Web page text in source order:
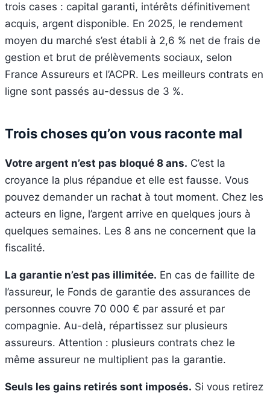
trois cases : capital garanti, intérêts définitivement
acquis, argent disponible. En 2025, le rendement
moyen du marché s’est établi à 2,6 % net de frais de
gestion et brut de prélèvements sociaux, selon
France Assureurs et l’ACPR. Les meilleurs contrats en
ligne sont passés au-dessus de 3 %.
Trois choses qu’on vous raconte mal
Votre argent n’est pas bloqué 8 ans. C’est la
croyance la plus répandue et elle est fausse. Vous
pouvez demander un rachat à tout moment. Chez les
acteurs en ligne, l’argent arrive en quelques jours à
quelques semaines. Les 8 ans ne concernent que la
fiscalité.
La garantie n’est pas illimitée. En cas de faillite de
l’assureur, le Fonds de garantie des assurances de
personnes couvre 70 000 € par assuré et par
compagnie. Au-delà, répartissez sur plusieurs
assureurs. Attention : plusieurs contrats chez le
même assureur ne multiplient pas la garantie.
Seuls les gains retirés sont imposés. Si vous retirez